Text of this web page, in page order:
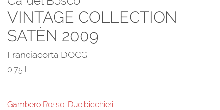
VINTAGE COLLECTION
SATÈN 2009
Franciacorta DOCG
0.75 l
Gambero Rosso: Due bicchieri